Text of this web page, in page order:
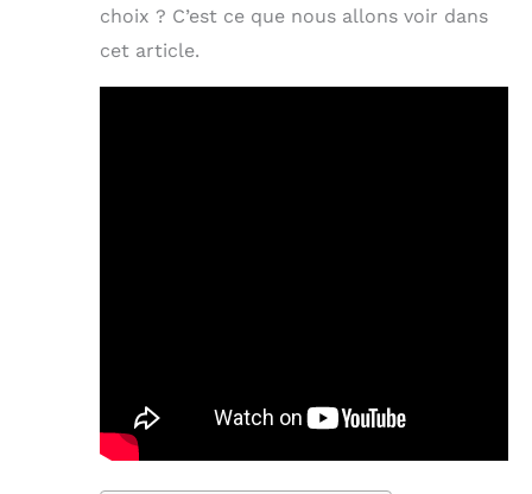
choix ? C’est ce que nous allons voir dans
cet article.